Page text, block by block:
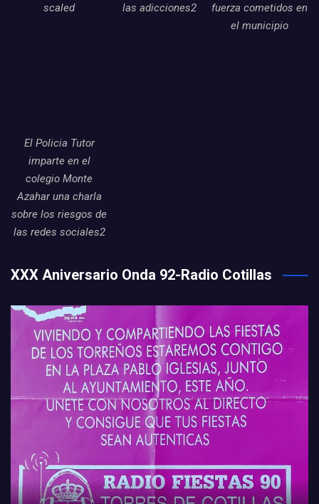
scaled
las adicciones2
fuerza cometidos en
el municipio
El Policia Tutor
imparte en el
colegio Monte
Azahar una charla
sobre los riesgos de
las redes sociales2
XXX Aniversario Onda 92-Radio Cotillas